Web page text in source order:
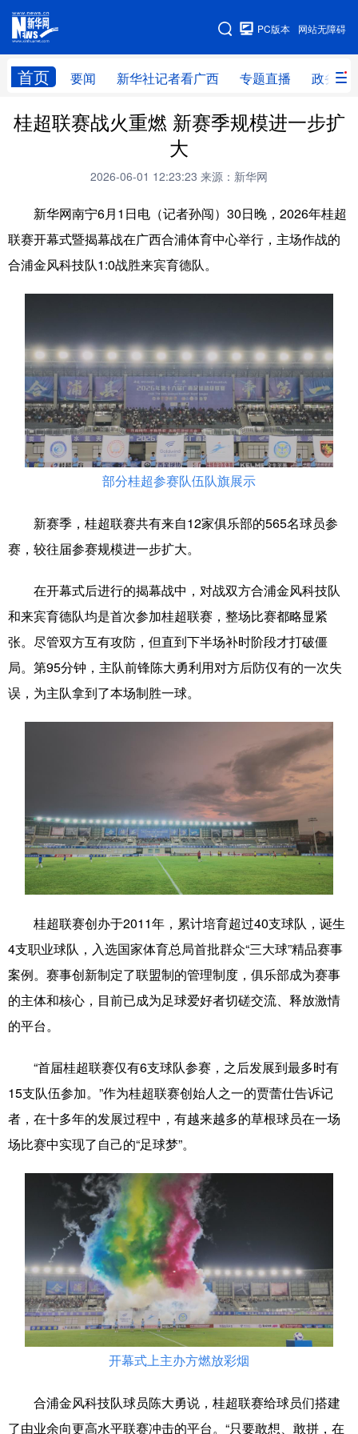
网站无障碍
PC版本
首页 要闻 新华社记者看广西 专题直播 政务信
网站地图
广西频道
新华网导航
台湾 思客智库 全球连线 教育
科技 科普 体育 文化
健康 军事 访谈 视频
图片 中央文件 金融 汽车
人居 信息化
溯源中国 城市 旅游 能源
会展 彩票
悦读 公益 书画 一带一路
亚太网 上市公司 文化产业
地方频道
江苏
福建 江西
山东 河南 湖北 湖南
广东 广西 海南 重庆
四川 贵州 云南 西藏
陕西 甘肃 青海 宁夏
新疆 内蒙古 黑龙江
多语种频道
Deutsch Português
桂超联赛战火重燃 新赛季规模进一步扩
大
2026-06-01 12:23:23 来源：新华网
新华网南宁6月1日电（记者孙闯）30日晚，2026年桂超
联赛开幕式暨揭幕战在广西合浦体育中心举行，主场作战的
合浦金风科技队1:0战胜来宾育德队。
部分桂超参赛队伍队旗展示
新赛季，桂超联赛共有来自12家俱乐部的565名球员参
赛，较往届参赛规模进一步扩大。
在开幕式后进行的揭幕战中，对战双方合浦金风科技队
和来宾育德队均是首次参加桂超联赛，整场比赛都略显紧
张。尽管双方互有攻防，但直到下半场补时阶段才打破僵
局。第95分钟，主队前锋陈大勇利用对方后防仅有的一次失
误，为主队拿到了本场制胜一球。
桂超联赛创办于2011年，累计培育超过40支球队，诞生
4支职业球队，入选国家体育总局首批群众“三大球”精品赛事
案例。赛事创新制定了联盟制的管理制度，俱乐部成为赛事
的主体和核心，目前已成为足球爱好者切磋交流、释放激情
的平台。
“首届桂超联赛仅有6支球队参赛，之后发展到最多时有
15支队伍参加。”作为桂超联赛创始人之一的贾蕾仕告诉记
者，在十多年的发展过程中，有越来越多的草根球员在一场
场比赛中实现了自己的“足球梦”。
开幕式上主办方燃放彩烟
合浦金风科技队球员陈大勇说，桂超联赛给球员们搭建
了由业余向更高水平联赛冲击的平台。“只要敢想、敢拼，在